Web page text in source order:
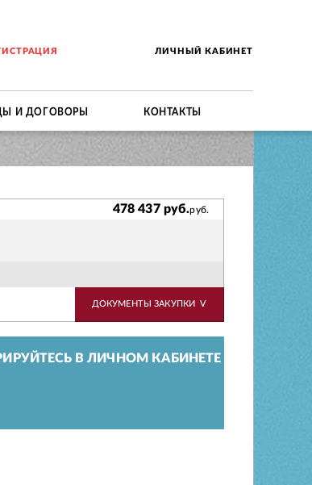
ЛИЧНЫЙ КАБИНЕТ
И ДОГОВОРЫ КОНТАКТЫ
478 437 руб.руб.
ДОКУМЕНТЫ ЗАКУПКИ V
В ЛИЧНОМ КАБИНЕТЕ